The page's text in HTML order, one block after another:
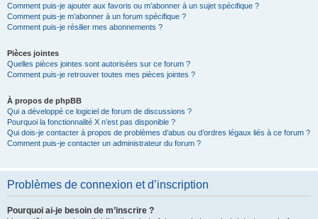
Comment puis-je ajouter aux favoris ou m’abonner à un sujet spécifique ?
Comment puis-je m’abonner à un forum spécifique ?
Comment puis-je résilier mes abonnements ?
Pièces jointes
Quelles pièces jointes sont autorisées sur ce forum ?
Comment puis-je retrouver toutes mes pièces jointes ?
À propos de phpBB
Qui a développé ce logiciel de forum de discussions ?
Pourquoi la fonctionnalité X n’est pas disponible ?
Qui dois-je contacter à propos de problèmes d’abus ou d’ordres légaux liés à ce forum ?
Comment puis-je contacter un administrateur du forum ?
Problèmes de connexion et d’inscription
Pourquoi ai-je besoin de m’inscrire ?